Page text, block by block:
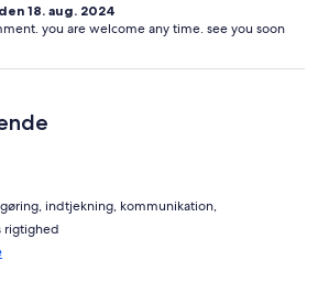
18. aug. 2024
you are welcome any time. see you soon
indtjekning, kommunikation,
rigtighed